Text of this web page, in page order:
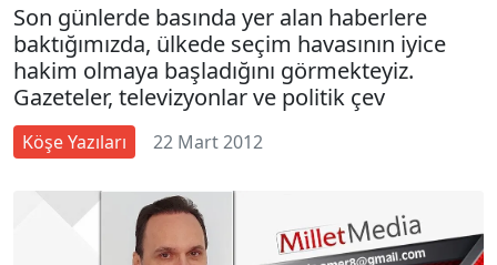
Son günlerde basında yer alan haberlere
baktığımızda, ülkede seçim havasının iyice
hakim olmaya başladığını görmekteyiz.
Gazeteler, televizyonlar ve politik çev
Köşe Yazıları 22 Mart 2012